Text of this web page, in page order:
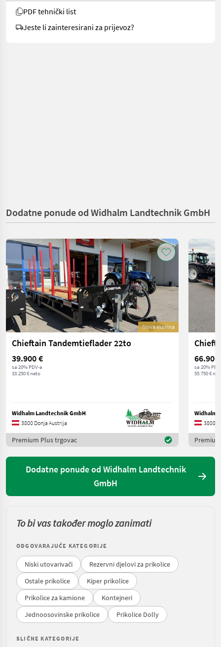
PDF tehnički list
Jeste li zainteresirani za prijevoz?
Dodatne ponude od Widhalm Landtechnik GmbH
Nova mašina
Chieftain Tandemtieflader 22to
39.900 €
sa 20% PDV-a
33.250 € neto
Widhalm Landtechnik GmbH
3800 Donja Austrija
Premium Plus trgovac
66.900
sa 20%
55.750 €
Widhalm
3800
Dodatne ponude od Widhalm Landtechnik
GmbH
To bi vas također moglo zanimati
ODGOVARAJUĆE KATEGORIJE
Niski utovarivači
Rezervni djelovi za prikolice
Ostale prikolice
Kiper prikolice
Prikolice za kamione
Kontejneri
Jednoosovinske prikolice
Prikolice Dolly
SLIČNE KATEGORIJE